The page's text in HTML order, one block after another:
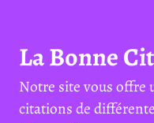
La Bonne
Notre site vous offre
citations de